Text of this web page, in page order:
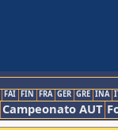
FAI FIN FRA GER GRE INA
Campeonato AUT